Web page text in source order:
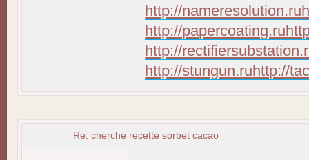
http://nameresolution.ru
http://papercoating.ru
http://
http://stungun.ruhttp://
Re: cherche recette sorbet cacao